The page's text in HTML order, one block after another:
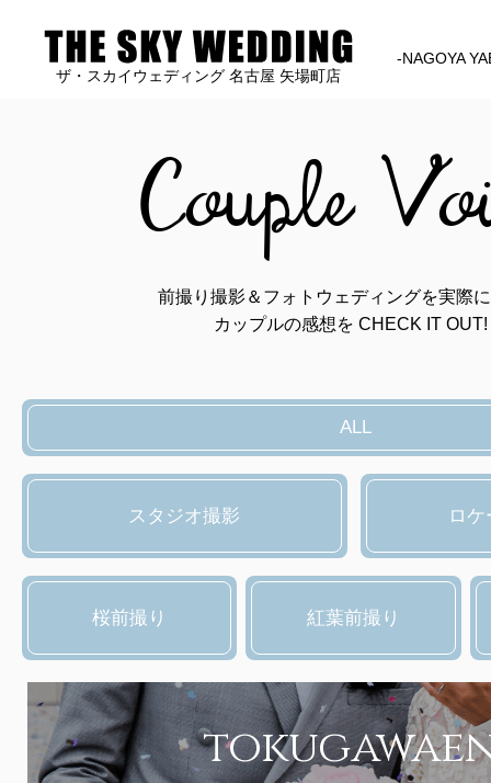
ザ・スカイウェディング 名古屋 矢場町店
-NAGOYA
Couple
前撮り撮影＆フォトウェディングを実際
カップルの感想を CHECK IT OUT!
ALL
スタジオ撮影 ロ
桜前撮り 紅葉前撮り